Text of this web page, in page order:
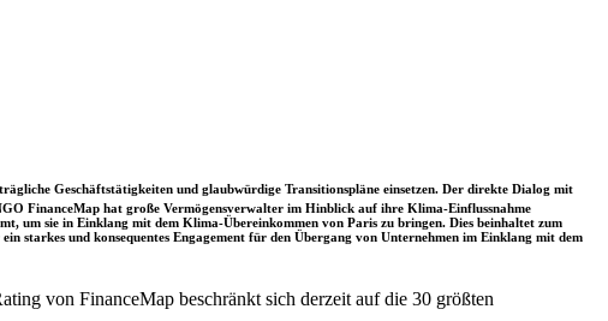
Geschäftstätigkeiten und glaubwürdige Transitionspläne einsetzen. Der direkte Dialog mit
FinanceMap hat große Vermögensverwalter im Hinblick auf ihre Klima-Einflussnahme
um sie in Einklang mit dem Klima-Übereinkommen von Paris zu bringen. Dies beinhaltet zum
starkes und konsequentes Engagement für den Übergang von Unternehmen im Einklang mit dem
von FinanceMap beschränkt sich derzeit auf die 30 größten